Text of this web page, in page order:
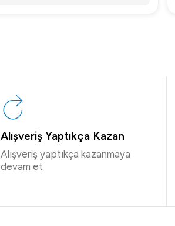
Alışveriş Yaptıkça Kazan
Alışveriş yaptıkça kazanmaya
devam et